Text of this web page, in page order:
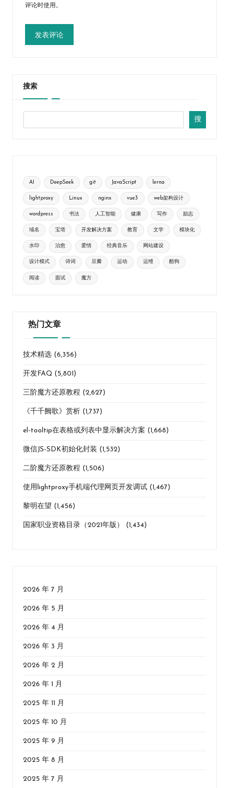
评论时使用。
搜索
搜
AI DeepSeek git JavaScript lerna
lightproxy Linux nginx vue3 web架构设计
wordpress 书法 人工智能 健康 写作 励志
域名 宝塔 开发解决方案 教育 文学 模块化
水印 治愈 爱情 经典音乐 网站建设
设计模式 诗词 豆瓣 运动 运维 酷狗
阅读 面试 魔方
热门文章
技术精选 (6,356)
开发FAQ (5,801)
三阶魔方还原教程 (2,627)
《千千阙歌》赏析 (1,737)
el-tooltip在表格或列表中显示解决方案 (1,668)
微信JS-SDK初始化封装 (1,532)
二阶魔方还原教程 (1,506)
使用lightproxy手机端代理网页开发调试 (1,467)
黎明在望 (1,456)
国家职业资格目录（2021年版） (1,434)
2026 年 7 月
2026 年 5 月
2026 年 4 月
2026 年 3 月
2026 年 2 月
2026 年 1 月
2025 年 11 月
2025 年 10 月
2025 年 9 月
2025 年 8 月
2025 年 7 月